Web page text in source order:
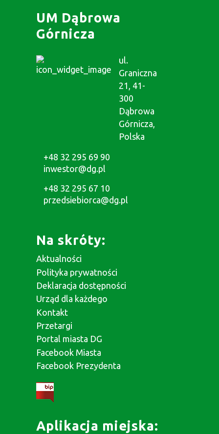
UM Dąbrowa
Górnicza
ul.
Graniczna
21, 41-
300
Dąbrowa
Górnicza,
Polska
+48 32 295 69 90
inwestor@dg.pl
+48 32 295 67 10
przedsiebiorca@dg.pl
Na skróty:
Aktualności
Polityka prywatności
Deklaracja dostępności
Urząd dla każdego
Kontakt
Przetargi
Portal miasta DG
Facebook Miasta
Facebook Prezydenta
Aplikacja miejska: